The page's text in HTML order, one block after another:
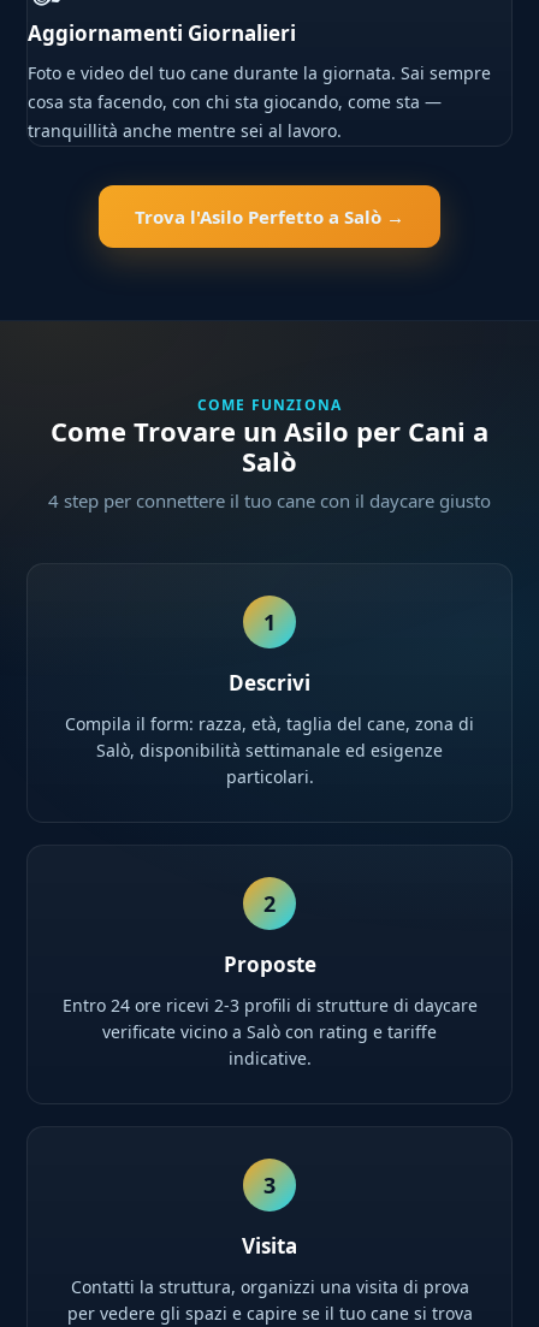
Aggiornamenti Giornalieri
Foto e video del tuo cane durante la giornata. Sai sempre
cosa sta facendo, con chi sta giocando, come sta —
tranquillità anche mentre sei al lavoro.
Trova l'Asilo Perfetto a Salò →
COME FUNZIONA
Come Trovare un Asilo per Cani a
Salò
4 step per connettere il tuo cane con il daycare giusto
1
Descrivi
Compila il form: razza, età, taglia del cane, zona di
Salò, disponibilità settimanale ed esigenze
particolari.
2
Proposte
Entro 24 ore ricevi 2-3 profili di strutture di daycare
verificate vicino a Salò con rating e tariffe
indicative.
3
Visita
Contatti la struttura, organizzi una visita di prova
per vedere gli spazi e capire se il tuo cane si trova